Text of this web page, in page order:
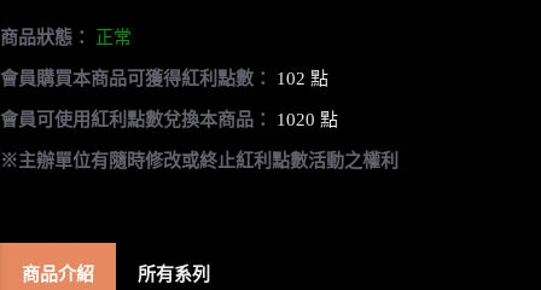
商品狀態： 正常
會員購買本商品可獲得紅利點數： 102 點
會員可使用紅利點數兌換本商品： 1020 點
※主辦單位有隨時修改或終止紅利點數活動之權利
商品介紹 所有系列